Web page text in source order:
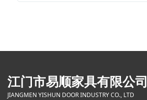
江门市易顺家具有限公司
JIANGMEN YISHUN DOOR INDUSTRY CO., LTD